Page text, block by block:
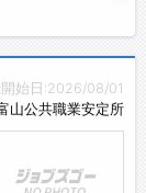
始日:2026/08/01
山公共職業安定所